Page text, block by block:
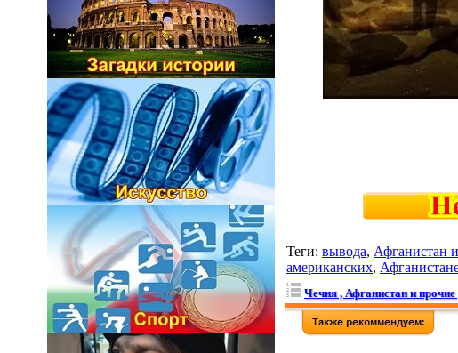
Теги: вывода, Афганистан
американских,
Чечня , Афганистан и